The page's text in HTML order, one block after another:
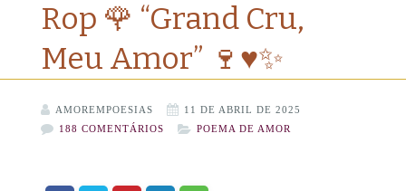
Rop 🌹 “Grand Cru,
Meu Amor” 🍷♥️✨
AMOREMPOESIAS
11 DE ABRIL DE 2025
188 COMENTÁRIOS
POEMA DE AMOR